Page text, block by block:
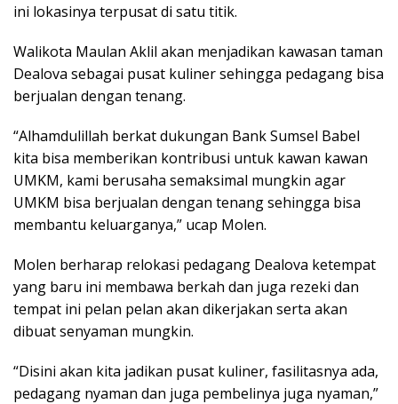
ini lokasinya terpusat di satu titik.
Walikota Maulan Aklil akan menjadikan kawasan taman
Dealova sebagai pusat kuliner sehingga pedagang bisa
berjualan dengan tenang.
“Alhamdulillah berkat dukungan Bank Sumsel Babel
kita bisa memberikan kontribusi untuk kawan kawan
UMKM, kami berusaha semaksimal mungkin agar
UMKM bisa berjualan dengan tenang sehingga bisa
membantu keluarganya,” ucap Molen.
Molen berharap relokasi pedagang Dealova ketempat
yang baru ini membawa berkah dan juga rezeki dan
tempat ini pelan pelan akan dikerjakan serta akan
dibuat senyaman mungkin.
“Disini akan kita jadikan pusat kuliner, fasilitasnya ada,
pedagang nyaman dan juga pembelinya juga nyaman,”